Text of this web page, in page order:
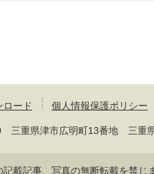
ロード 個人情報保護ポリシー
三重県津市広明町13番地 三重県
記載記事、写真の無断転載を禁じ